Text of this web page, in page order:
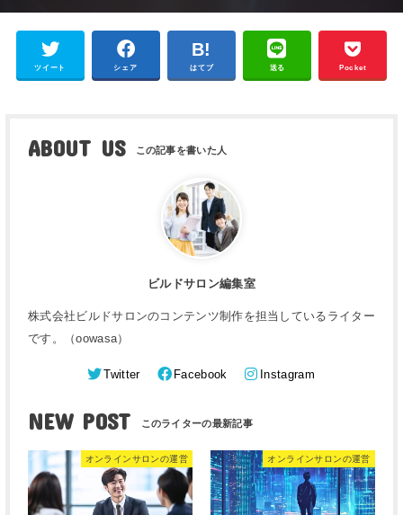
ツイート シェア はてブ 送る Pocket
ABOUT US
ビルドサロン編集室
株式会社ビルドサロンのコンテンツ制作を担当しているライター
です。（oowasa）
Twitter Facebook Instagram
NEW POST
オンラインサロンの運営 オンラインサロンの運営